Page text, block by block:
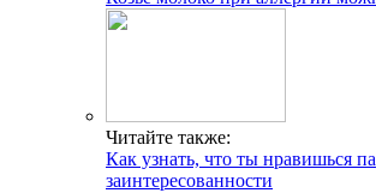
Читайте также:
Как узнать, что ты нравишься
заинтересованности